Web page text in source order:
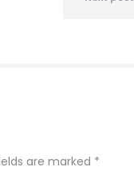
are marked *